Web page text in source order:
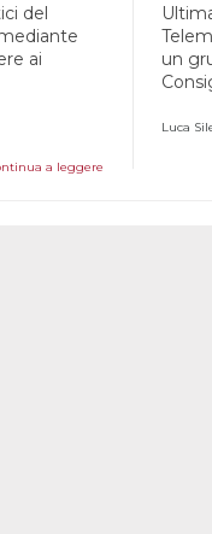
del
ai
a leggere
un
Luca